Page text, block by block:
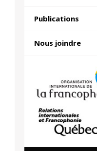
Publications
Nous joindre